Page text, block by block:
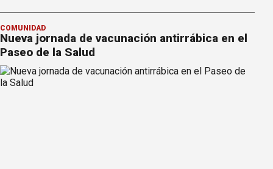
COMUNIDAD
Nueva jornada de vacunación antirrábica en el
Paseo de la Salud